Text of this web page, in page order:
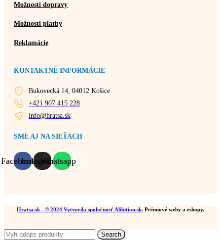
Možnosti dopravy
Možnosti platby
Reklamácie
KONTAKTNÉ INFORMÁCIE
Bukovecká 14, 04012 Košice
+421 907 415 228
info@hratsa.sk
SME AJ NA SIEŤACH
FacebookInstagramWhatsapp
Hratsa.sk - © 2024 Vytvorila spoločnosť Alibition.sk. Prémiové weby a eshopy.
Search